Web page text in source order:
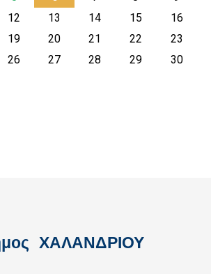
12 13 14 15
16
19 20 21 22
23
26 27 28 29
30